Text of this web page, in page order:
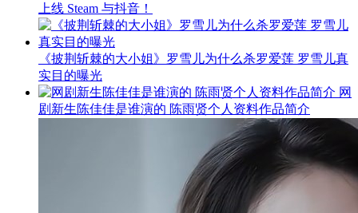
上线 Steam 与抖音！
《披荆斩棘的大小姐》罗雪儿为什么杀罗爱莲 罗雪儿真
实目的曝光
网
剧新生陈佳佳是谁演的 陈雨贤个人资料作品简介